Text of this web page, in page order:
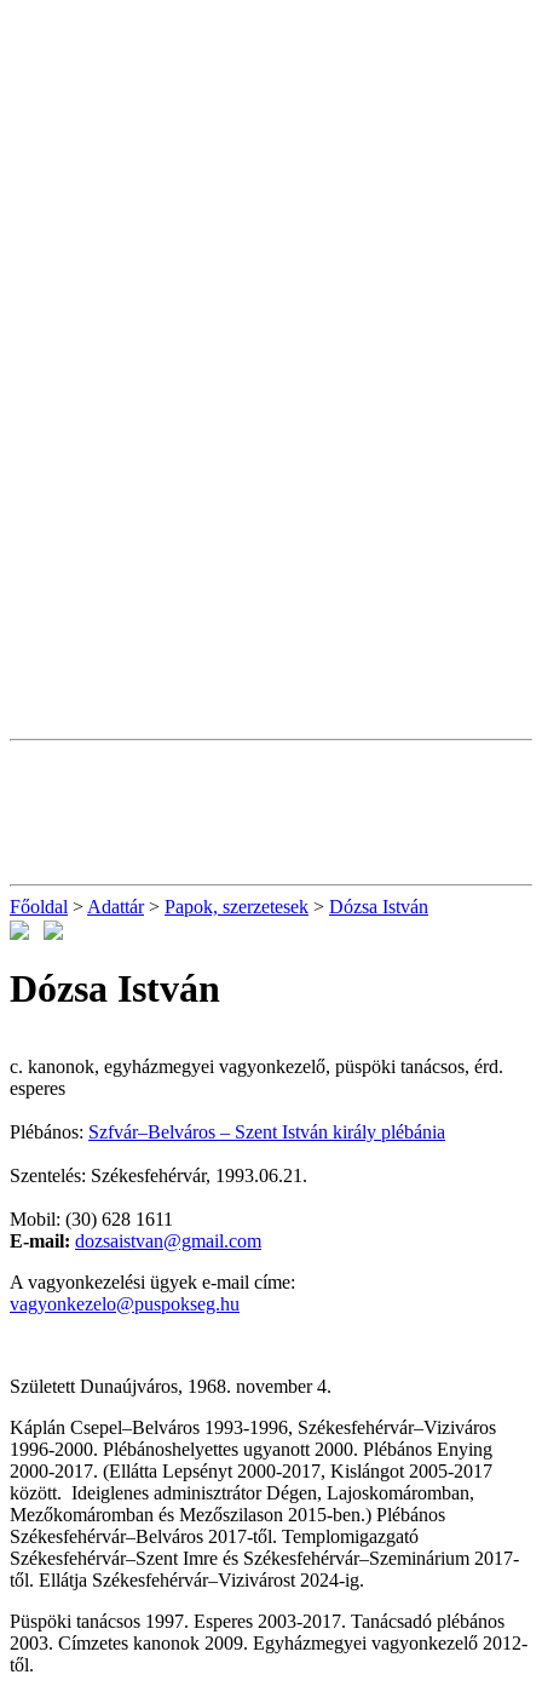
Főoldal > Adattár> Papok, szerzetesek > Dózsa István
Dózsa István
c. kanonok, egyházmegyei vagyonkezelő, püspöki tanácsos, érd.
esperes
Plébános: Szfvár–Belváros – Szent István király plébánia
Szentelés: Székesfehérvár, 1993.06.21.
Mobil: (30) 628 1611
E-mail: dozsaistvan@gmail.com
A vagyonkezelési ügyek e-mail címe:
vagyonkezelo@puspokseg.hu
Született Dunaújváros, 1968. november 4.
Káplán Csepel–Belváros 1993-1996, Székesfehérvár–Viziváros
1996-2000. Plébánoshelyettes ugyanott 2000. Plébános Enying
2000-2017. (Ellátta Lepsényt 2000-2017, Kislángot 2005-2017
között. Ideiglenes adminisztrátor Dégen, Lajoskomáromban,
Mezőkomáromban és Mezőszilason 2015-ben.) Plébános
Székesfehérvár–Belváros 2017-től. Templomigazgató
Székesfehérvár–Szent Imre és Székesfehérvár–Szeminárium 2017-
től. Ellátja Székesfehérvár–Vizivárost 2024-ig.
Püspöki tanácsos 1997. Esperes 2003-2017. Tanácsadó plébános
2003. Címzetes kanonok 2009. Egyházmegyei vagyonkezelő 2012-
től.